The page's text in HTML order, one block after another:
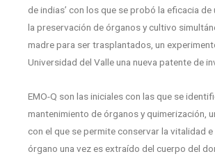
de indias’ con los que se probó la eficacia
la preservación de órganos y cultivo
madre para ser trasplantados, un
Universidad del Valle una nueva patente de
EMO-Q son las iniciales con las que se
mantenimiento de órganos y quimerización,
con el que se permite conservar la vitalidad
órgano una vez es extraído del cuerpo del